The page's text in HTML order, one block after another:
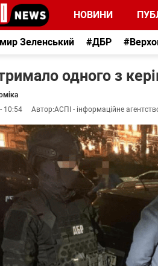
НОВИНИ
Зеленський #ДБР
одного з
10:54
Автор:АСПІ - інформаційне